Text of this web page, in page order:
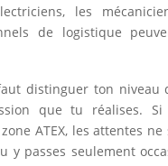
les
de logistique
distinguer ton niveau
que tu réalises. Si
ATEX, les attentes
y passes seulement